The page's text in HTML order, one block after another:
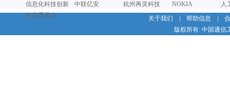
信息化科技创新
专业委员会
中联亿安 杭州再灵科技 NOKIA
人
关于我们
帮助信息
版权所有: 中国通信